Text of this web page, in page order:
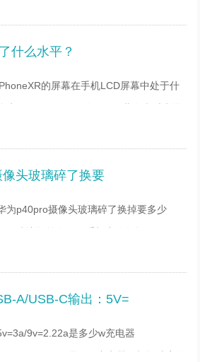
：1、oppo手机开不开机，可以同时按住
电源键和音量+键，
什么水平？
的屏幕在手机LCD屏幕中处于什
么水平？iphone XR的LCD屏幕在当时来说
的分辨率，但丝毫不影响XR的显示效
。虽然分辨率相对较
头玻璃碎了换要
为p40pro摄像头玻璃碎了换掉要多少
钱？建议提前备份好手机中的数据(微信、
前往附近的华为客户服务中心进行维修，
际维修价格以华为
A/USB-C输出：5V=
9v=2.22a是多少w充电器
5v=3a/9v=2.22a是20w充电器。根据功率的